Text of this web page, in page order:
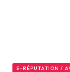
E-RÉPUTATION /